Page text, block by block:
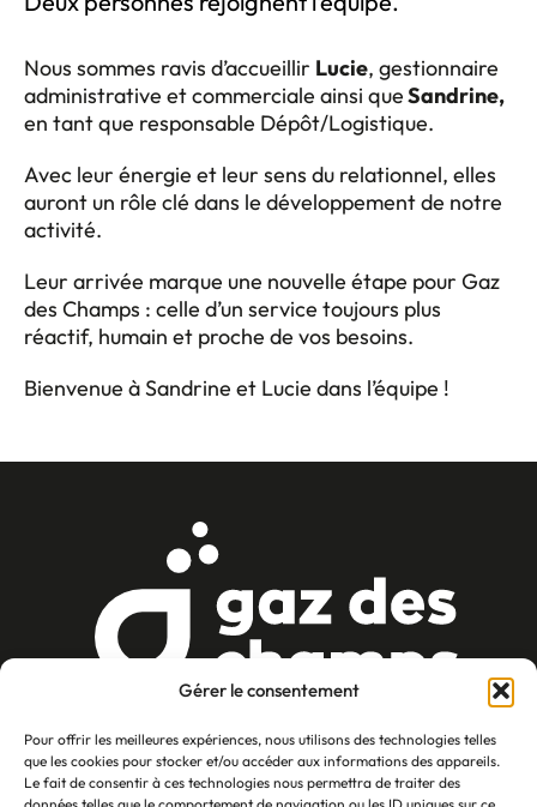
Gérer le consentement
Pour offrir les meilleures expériences, nous utilisons des technologies telles
que les cookies pour stocker et/ou accéder aux informations des appareils.
Le fait de consentir à ces technologies nous permettra de traiter des
Nous sommes ravis d’accueillir Lucie, gestionnaire
administrative et commerciale ainsi queSandrine,
en tant que responsable Dépôt/Logistique.
Avec leur énergie et leur sens du relationnel, elles
auront un rôle clé dans le développement de notre
activité.
Leur arrivée marque une nouvelle étape pour Gaz
des Champs : celle d’un service toujours plus
réactif, humain et proche de vos besoins.
Bienvenue à Sandrine et Lucie dans l’équipe !
CONTACTEZ-NOUS